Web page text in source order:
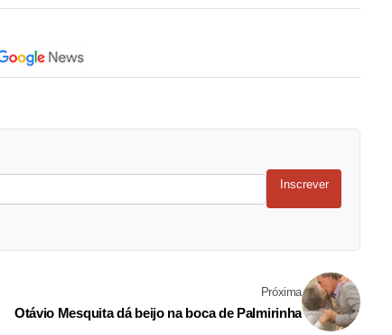
Inscrever
Próxima
Otávio Mesquita dá beijo na boca de Palmirinha